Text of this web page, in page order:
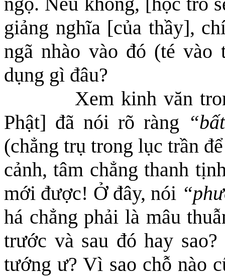
giảng nghĩa [của thầy],
ngã nhào vào đó (té vào
dụng gì đâu?
Xem kinh văn
Phật] đã nói rõ ràng “
(chẳng trụ trong lục trần
cảnh, tâm chẳng thanh
mới được! Ở đây, nói
há chẳng phải là mâu
trước và sau đó hay
tướng ư? Vì sao chỗ nào